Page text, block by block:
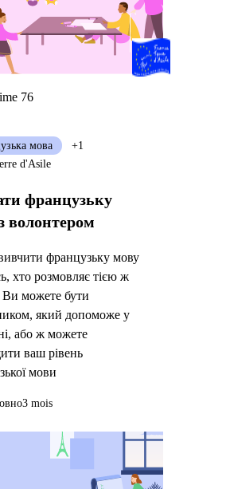
76
французьку
волонтером
французьку мову
хто розмовляє тією ж
можете бути
який допоможе у
або ж можете
ваш рівень
мови
мова
+1
d'Asile
3 mois